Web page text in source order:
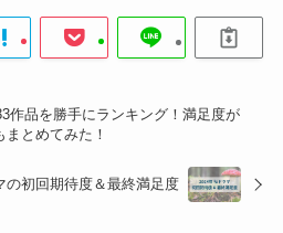
作品を勝手にランキング！満足度が
とめてみた！
の初回期待度＆最終満足度